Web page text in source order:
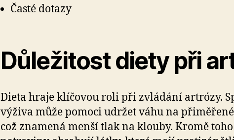
Časté dotazy
Důležitost diety při
Dieta hraje klíčovou roli při zvládání artrózy.
výživa může pomoci udržet váhu na
což znamená menší tlak na klouby. Kromě